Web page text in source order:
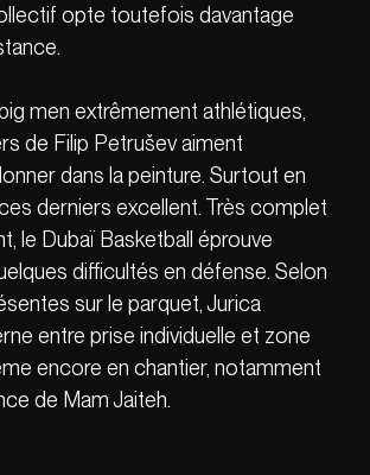
opte toutefois davantage
men extrêmement athlétiques,
de Filip Petrušev aiment
dans la peinture. Surtout en
derniers excellent. Très complet
le Dubaï Basketball éprouve
difficultés en défense. Selon
sur le parquet, Jurica
entre prise individuelle et zone
encore en chantier, notamment
de Mam Jaiteh.